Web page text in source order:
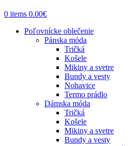
0 items 0.00€
Poľovnícke oblečenie
Pánska móda
Tričká
Košele
Mikiny a svetre
Bundy a vesty
Nohavice
Termo prádlo
Dámska móda
Tričká
Košele
Mikiny a svetre
Bundy a vesty